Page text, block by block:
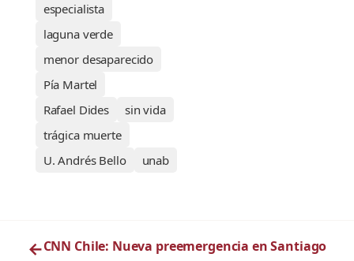
especialista
laguna verde
menor desaparecido
Pía Martel
Rafael Dides
sin vida
trágica muerte
U. Andrés Bello
unab
←CNN Chile: Nueva preemergencia en Santiago